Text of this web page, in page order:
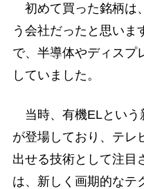
初めて買った銘柄は
う会社だったと思いま
で、半導体やディスプ
していました。
当時、有機ELという
が登場しており、テレ
出せる技術として注目
は、新しく画期的なテ